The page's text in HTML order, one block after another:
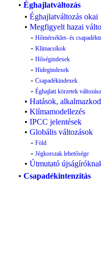
• Éghajlatváltozás
• Éghajlatváltozás okai
• Megfigyelt hazai
- Hőmérséklet- és
- Klímacsíkok
- Hőségindexek
- Hidegindexek
- Csapadékindexek
- Éghajlati körzetek változása
• Hatások,
• Klímamodellezés
• IPCC jelentések
• Globális változások
- Föld
- Jégkorszak lehetősége
• Útmutató
• Csapadékintenzitás